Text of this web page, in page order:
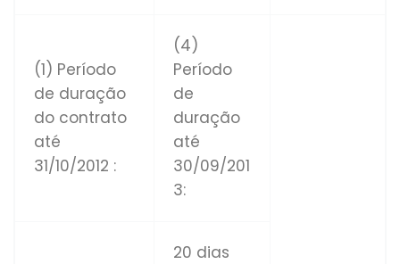
(1) Período
de duração
do contrato
até
31/10/2012 :
(4)
Período
de
duração
até
30/09/201
3:
20 dias